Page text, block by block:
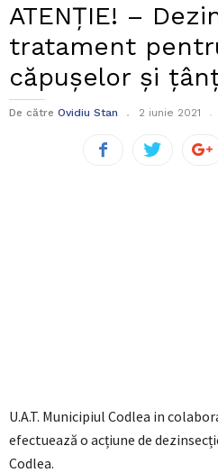
ATENȚIE! –
tratament
căpușelor și
De către Ovidiu Stan 2 iunie 2021
U.A.T. Municipiul Codlea in
efectuează o acțiune de
Codlea.